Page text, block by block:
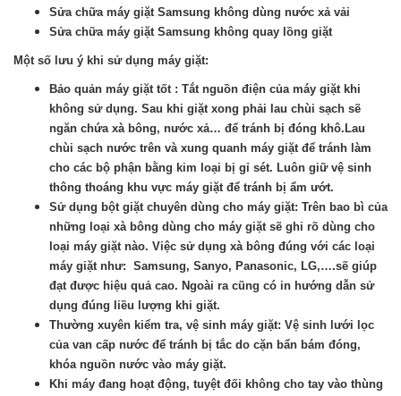
Sửa chữa máy giặt Samsung không dùng nước xả vải
Sửa chữa máy giặt Samsung không quay lồng giặt
Một số lưu ý khi sử dụng máy giặt:
Bảo quản máy giặt tốt : Tắt nguồn điện của máy giặt khi
không sử dụng. Sau khi giặt xong phải lau chùi sạch sẽ
ngăn chứa xà bông, nước xả… để tránh bị đóng khô.Lau
chùi sạch nước trên và xung quanh máy giặt để tránh làm
cho các bộ phận bằng kim loại bị gỉ sét. Luôn giữ vệ sinh
thông thoáng khu vực máy giặt để tránh bị ẩm ướt.
Sử dụng bột giặt chuyên dùng cho máy giặt: Trên bao bì của
những loại xà bông dùng cho máy giặt sẽ ghi rõ dùng cho
loại máy giặt nào. Việc sử dụng xà bông đúng với các loại
máy giặt như: Samsung, Sanyo, Panasonic, LG,….sẽ giúp
đạt được hiệu quả cao. Ngoài ra cũng có in hướng dẫn sử
dụng đúng liều lượng khi giặt.
Thường xuyên kiểm tra, vệ sinh máy giặt: Vệ sinh lưới lọc
của van cấp nước để tránh bị tắc do cặn bẩn bám đóng,
khóa nguồn nước vào máy giặt.
Khi máy đang hoạt động, tuyệt đối không cho tay vào thùng